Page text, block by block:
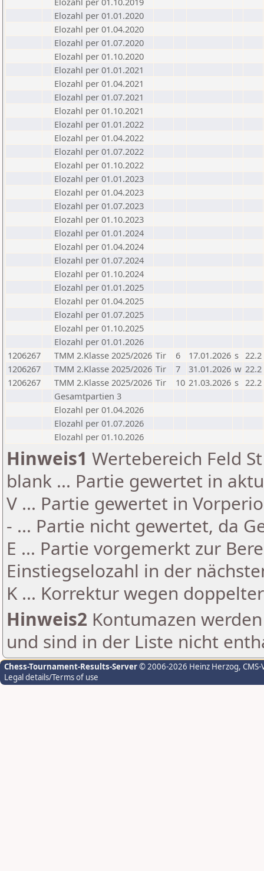
Elozahl per 01.01.2020
Elozahl per 01.04.2020
Elozahl per 01.07.2020
Elozahl per 01.10.2020
Elozahl per 01.01.2021
Elozahl per 01.04.2021
Elozahl per 01.07.2021
Elozahl per 01.10.2021
Elozahl per 01.01.2022
Elozahl per 01.04.2022
Elozahl per 01.07.2022
Elozahl per 01.10.2022
Elozahl per 01.01.2023
Elozahl per 01.04.2023
Elozahl per 01.07.2023
Elozahl per 01.10.2023
Elozahl per 01.01.2024
Elozahl per 01.04.2024
Elozahl per 01.07.2024
Elozahl per 01.10.2024
Elozahl per 01.01.2025
Elozahl per 01.04.2025
Elozahl per 01.07.2025
Elozahl per 01.10.2025
Elozahl per 01.01.2026
1206267
TMM 2.Klasse 2025/2026 Tir 6 17.01.2026 s 22.2
1206267
TMM 2.Klasse 2025/2026 Tir 7 31.01.2026 w 22.2
1206267
TMM 2.Klasse 2025/2026 Tir 10 21.03.2026 s 22.2
Gesamtpartien 3
Elozahl per 01.04.2026
Elozahl per 01.07.2026
Elozahl per 01.10.2026
Hinweis1 Wertebereich Feld
blank ... Partie gewertet in
V ... Partie gewertet in
- ... Partie nicht gewertet, da
E ... Partie vorgemerkt zur
Einstiegselozahl in der
K ... Korrektur wegen
Hinweis2 Kontumazen
und sind in der Liste nicht
Chess-Tournament-Results-Server© 2006-2026 Heinz Herzog,
Legal details/Terms of use